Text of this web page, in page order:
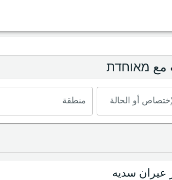
مع מאוחדת
أو الحالة
منطقة
عيران سديه